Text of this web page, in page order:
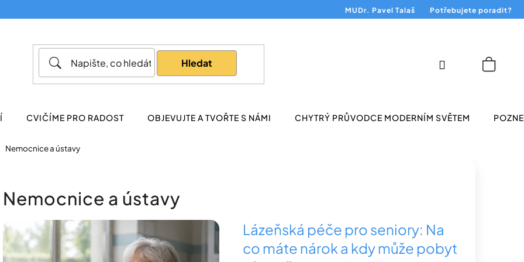
MUDr. Pavel Talaš Potřebujete poradit?
Hledat
CVIČÍME PRO RADOST OBJEVUJTE A TVOŘTE S NÁMI CHYTRÝ PRŮVODCE MODERNÍM SVĚTEM
Přihlášení
Nemocnice a ústavy
Nemocnice a ústavy
V
ý
Lázeňská péče pro seniory: Na
co máte nárok a kdy může pobyt
Co potřebujete najít?